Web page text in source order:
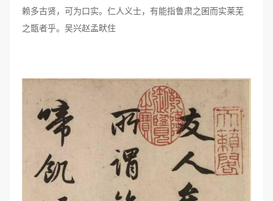
赖多古贤，可为口实。仁人义士，有能指鲁肃之囷而实莱芜
之甑者乎。吴兴赵孟畎住